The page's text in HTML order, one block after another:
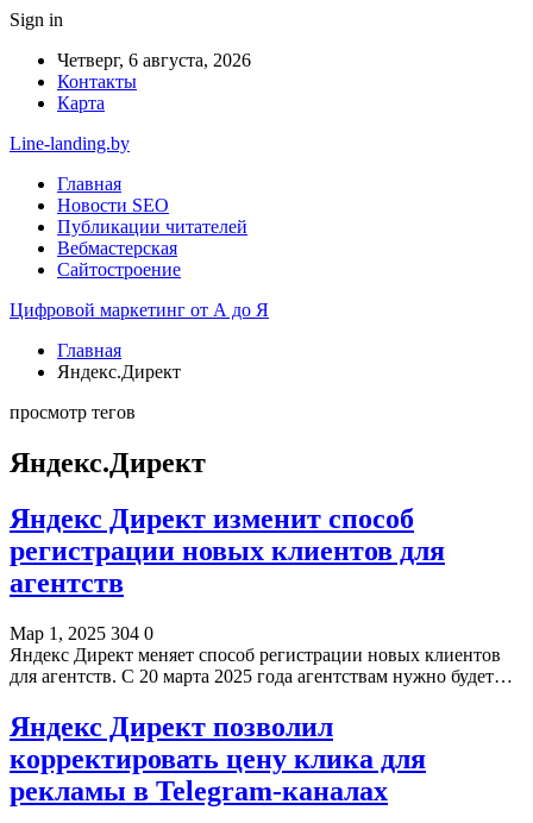
Sign in
Четверг, 6 августа, 2026
Контакты
Карта
Line-landing.by
Главная
Новости SEO
Публикации читателей
Вебмастерская
Сайтостроение
Цифровой маркетинг от А до Я
Главная
Яндекс.Директ
просмотр тегов
Яндекс.Директ
Яндекс Директ изменит способ
регистрации новых клиентов для
агентств
Мар 1, 2025 304 0
Яндекс Директ меняет способ регистрации новых клиентов
для агентств. С 20 марта 2025 года агентствам нужно будет…
Яндекс Директ позволил
корректировать цену клика для
рекламы в Telegram-каналах